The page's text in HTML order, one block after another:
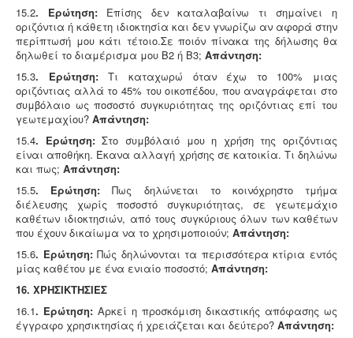
15.2. Ερώτηση: Επίσης δεν καταλαβαίνω τι σημαίνει η
οριζόντια ή κάθετη ιδιοκτησία και δεν γνωρίζω αν αφορά στην
περίπτωσή μου κάτι τέτοιο.Σε ποιόν πίνακα της δήλωσης θα
δηλωθεί το διαμέρισμα μου Β2 ή Β3; Απάντηση:
15.3. Ερώτηση:Τι καταχωρώ όταν έχω το 100% μιας
οριζόντιας αλλά το 45% του οικοπέδου, που αναγράφεται στο
συμβόλαιο ως ποσοστό συγκυριότητας της οριζόντιας επί του
γεωτεμαχίου? Απάντηση:
15.4. Ερώτηση:Στο συμβόλαιό μου η χρήση της οριζόντιας
είναι αποθήκη. Έκανα αλλαγή χρήσης σε κατοικία. Τι δηλώνω
και πως; Απάντηση:
15.5. Ερώτηση:Πως δηλώνεται το κοινόχρηστο τμήμα
διέλευσης χωρίς ποσοστό συγκυριότητας, σε γεωτεμάχιο
καθέτων ιδιοκτησιών, από τους συγκύριους όλων των καθέτων
που έχουν δικαίωμα να το χρησιμοποιούν; Απάντηση:
15.6. Ερώτηση:Πώς δηλώνονται τα περισσότερα κτίρια εντός
μίας καθέτου με ένα ενιαίο ποσοστό; Απάντηση:
16. ΧΡΗΣΙΚΤΗΣΙΕΣ
16.1. Ερώτηση: Αρκεί η προσκόμιση δικαστικής απόφασης ως
έγγραφο χρησικτησίας ή χρειάζεται και δεύτερο? Απάντηση: